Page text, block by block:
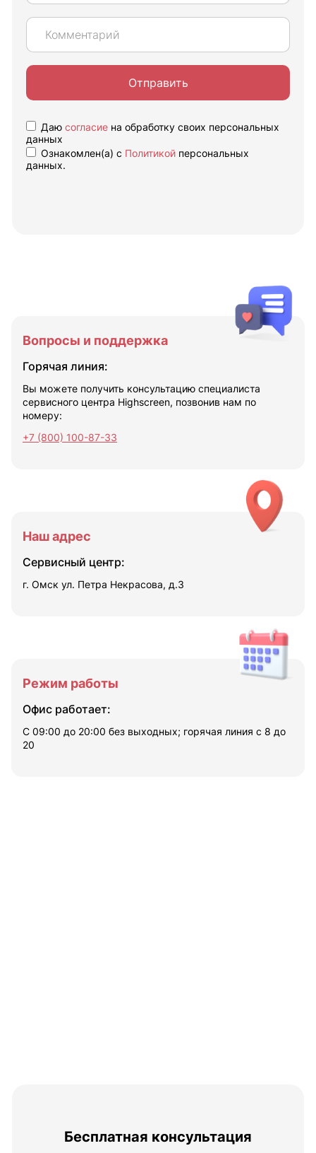
Отправить
Даю согласие на обработку своих персональных
данных
Ознакомлен(а) с Политикой персональных
данных.
Вопросы и поддержка
Горячая линия:
Вы можете получить консультацию специалиста
сервисного центра Highscreen, позвонив нам по
номеру:
+7 (800) 100-87-33
Наш адрес
Сервисный центр:
г. Омск ул. Петра Некрасова, д.3
Режим работы
Офис работает:
С 09:00 до 20:00 без выходных; горячая линия с 8 до
20
Бесплатная консультация